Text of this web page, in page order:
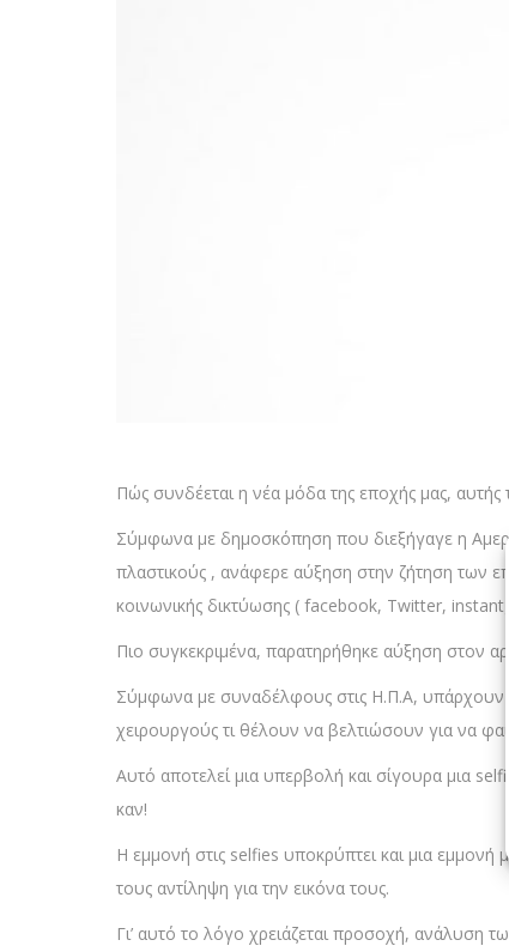
Πώς συνδέεται η νέα μόδα της εποχής μας, αυτής
Σύμφωνα με δημοσκόπηση που διεξήγαγε η
πλαστικούς , ανάφερε αύξηση στην ζήτηση των
κοινωνικής δικτύωσης ( facebook, Twitter,
Πιο συγκεκριμένα, παρατηρήθηκε αύξηση στον
Σύμφωνα με συναδέλφους στις Η.Π.Α, υπάρχουν
χειρουργούς τι θέλουν να βελτιώσουν για να
Αυτό αποτελεί μια υπερβολή και σίγουρα μια
καν!
Η εμμονή στις selfies υποκρύπτει και μια
τους αντίληψη για την εικόνα τους.
Γι’ αυτό το λόγο χρειάζεται προσοχή,